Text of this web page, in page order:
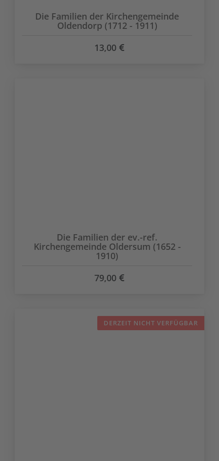
Die Familien der Kirchengemeinde
Oldendorp (1712 - 1911)
13,00
Die Familien der ev.-ref.
Kirchengemeinde Oldersum (1652 -
1910)
79,00
DERZEIT NICHT VERFÜGBAR